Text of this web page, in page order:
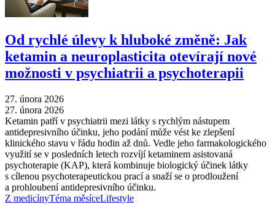
Od rychlé úlevy k hluboké změně: Jak
ketamin a neuroplasticita otevírají nové
možnosti v psychiatrii a psychoterapii
27. února 2026
27. února 2026
Ketamin patří v psychiatrii mezi látky s rychlým nástupem
antidepresivního účinku, jeho podání může vést ke zlepšení
klinického stavu v řádu hodin až dnů. Vedle jeho farmakologického
využití se v posledních letech rozvíjí ketaminem asistovaná
psychoterapie (KAP), která kombinuje biologický účinek látky
s cílenou psychoterapeutickou prací a snaží se o prodloužení
a prohloubení antidepresivního účinku.
Z medicínyTéma měsíceLifestyle